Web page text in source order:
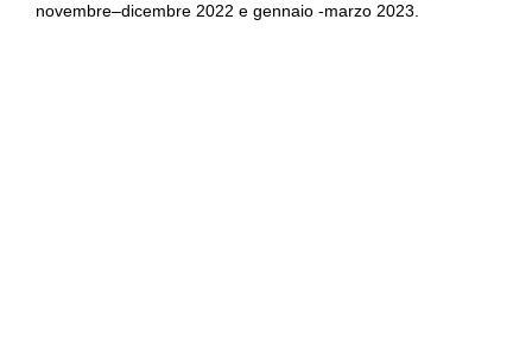
novembre–dicembre 2022 e gennaio -marzo 2023.